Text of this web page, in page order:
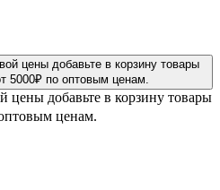
цены добавьте в корзину товары
ценам.